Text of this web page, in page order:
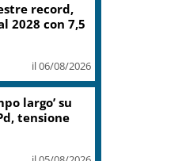
Agricole
ritengo